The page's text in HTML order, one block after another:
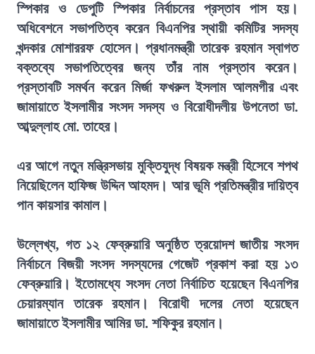
স্পিকার ও ডেপুটি স্পিকার নির্বাচনের প্রস্তাব পাস হয়।
অধিবেশনে সভাপতিত্ব করেন বিএনপির স্থায়ী কমিটির সদস্য
খন্দকার মোশাররফ হোসেন। প্রধানমন্ত্রী তারেক রহমান স্বাগত
বক্তব্যে সভাপতিত্বের জন্য তাঁর নাম প্রস্তাব করেন।
প্রস্তাবটি সমর্থন করেন মির্জা ফখরুল ইসলাম আলমগীর এবং
জামায়াতে ইসলামীর সংসদ সদস্য ও বিরোধীদলীয় উপনেতা ডা.
আব্দুল্লাহ মো. তাহের।
এর আগে নতুন মন্ত্রিসভায় মুক্তিযুদ্ধ বিষয়ক মন্ত্রী হিসেবে শপথ
নিয়েছিলেন হাফিজ উদ্দিন আহমদ। আর ভূমি প্রতিমন্ত্রীর দায়িত্ব
পান কায়সার কামাল।
উল্লেখ্য, গত ১২ ফেব্রুয়ারি অনুষ্ঠিত ত্রয়োদশ জাতীয় সংসদ
নির্বাচনে বিজয়ী সংসদ সদস্যদের গেজেট প্রকাশ করা হয় ১৩
ফেব্রুয়ারি। ইতোমধ্যে সংসদ নেতা নির্বাচিত হয়েছেন বিএনপির
চেয়ারম্যান তারেক রহমান। বিরোধী দলের নেতা হয়েছেন
জামায়াতে ইসলামীর আমির ডা. শফিকুর রহমান।